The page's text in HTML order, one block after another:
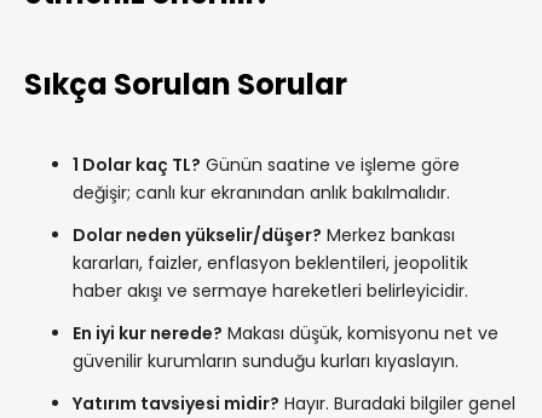
Sıkça Sorulan Sorular
1 Dolar kaç TL? Günün saatine ve işleme göre
değişir; canlı kur ekranından anlık bakılmalıdır.
Dolar neden yükselir/düşer? Merkez bankası
kararları, faizler, enflasyon beklentileri, jeopolitik
haber akışı ve sermaye hareketleri belirleyicidir.
En iyi kur nerede? Makası düşük, komisyonu net ve
güvenilir kurumların sunduğu kurları kıyaslayın.
Yatırım tavsiyesi midir? Hayır. Buradaki bilgiler genel